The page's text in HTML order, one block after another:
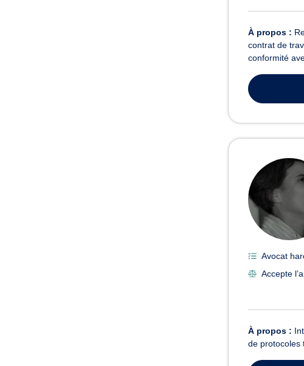
À propos :
contrat de
conformité
Avocat
Accepte
À propos :
de protocoles